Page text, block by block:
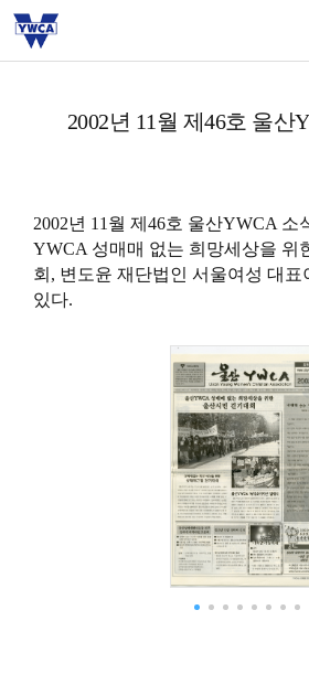
2002년 11월 제46호 울산
2002년 11월 제46호 울산YWCA 소
YWCA 성매매 없는 희망세상을 위
회, 변도윤 재단법인 서울여성 대표
있다.